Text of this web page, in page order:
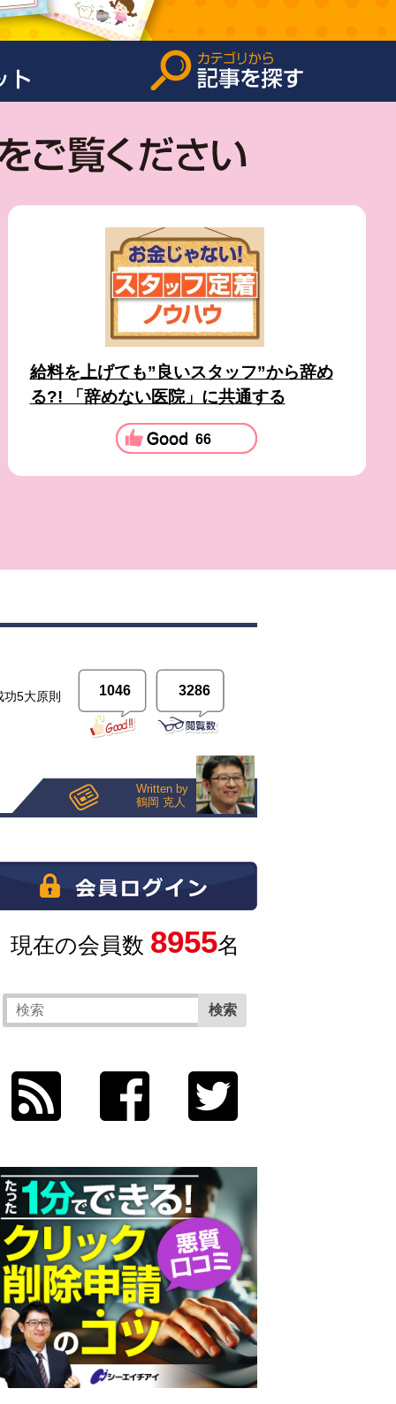
給料を上げても”良いスタッフ”から辞め
る?! 「辞めない医院」に共通する
66
5大原則 3286
1046
Written by
鶴岡 克人
現在の会員数 8955名